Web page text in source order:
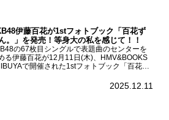
伊藤百花が1stフォトブック「百花ず
。」を発売！等身大の私を感じて！！
の67枚目シングルで表題曲のセンターを
る伊藤百花が12月11日(木)、HMV&BOOKS
で開催された1stフォトブック「百花ず
た。AKB48伊藤百花1stフォトブッ...2025.12.11